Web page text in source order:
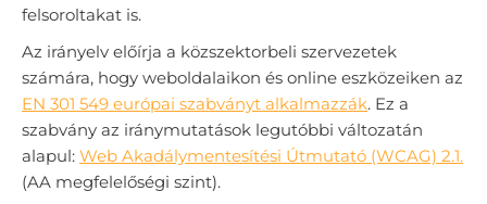
felsoroltakat is.
Az irányelv előírja a közszektorbeli szervezetek
számára, hogy weboldalaikon és online eszközeiken az
EN 301 549 európai szabványt alkalmazzák. Ez a
szabvány az iránymutatások legutóbbi változatán
alapul: Web Akadálymentesítési Útmutató (WCAG) 2.1.
(AA megfelelőségi szint).